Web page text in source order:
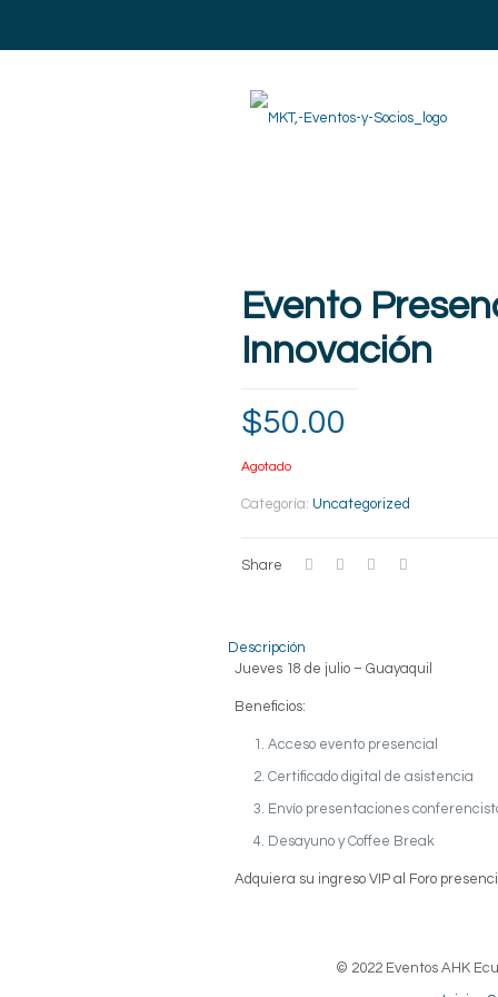
Evento
Innovación
$50.00
Agotado
Categoría: Uncategorized
Share
Descripción
Jueves 18 de julio – Guayaquil
Beneficios:
Acceso evento presencial
Certificado digital de asistencia
Envío presentaciones
Desayuno y Coffee Break
Adquiera su ingreso VIP al Foro
© 2022 Eventos AHK